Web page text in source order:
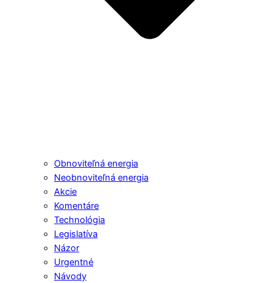
Obnoviteľná energia
Neobnoviteľná energia
Akcie
Komentáre
Technológia
Legislatíva
Názor
Urgentné
Návody